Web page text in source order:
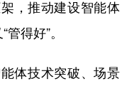
南
，推动建设智能体
得好”。
体技术突破、场景